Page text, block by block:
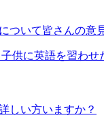
ついて皆さんの意
供に英語を習わ
しい方いますか？